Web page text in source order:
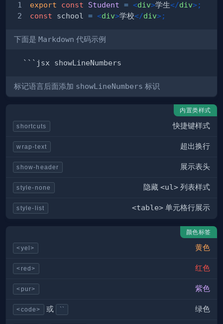
export const Student = <div>学生</div>;
const school = <div>学校</div>;
下面是 Markdown 代码示例
标记语言后面添加 showLineNumbers 标识
内置类样式
shortcuts 快捷键样式
wrap-text 超出换行
show-header 展示表头
style-none 隐藏 <ul> 列表样式
style-list <table> 单元格行展示
颜色标签
<yel> 黄色
<red> 红色
<pur> 紫色
<code> 或 `` 绿色